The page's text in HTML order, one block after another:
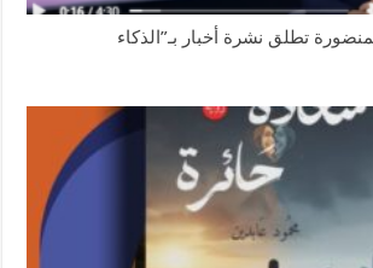
تطلق نشرة أخبار بـ”الذكاء